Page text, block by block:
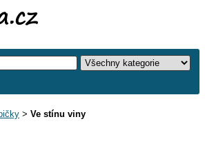
> Ve stínu viny